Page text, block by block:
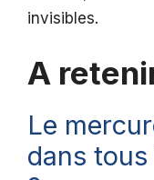
invisibles.
A
Le
dans